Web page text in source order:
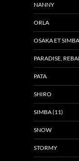
NANNY
ORLA
OSAKA ET SIMBA
PARADISE,
PATA
SHIRO
SIMBA (11)
SNOW
STORMY